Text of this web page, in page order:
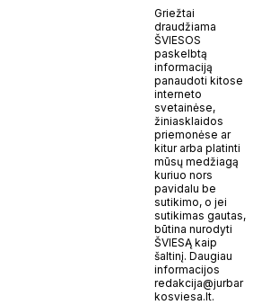
Griežtai
draudžiama
ŠVIESOS
paskelbtą
informaciją
panaudoti kitose
interneto
svetainėse,
žiniasklaidos
priemonėse ar
kitur arba platinti
mūsų medžiagą
kuriuo nors
pavidalu be
sutikimo, o jei
sutikimas gautas,
būtina nurodyti
ŠVIESĄ kaip
šaltinį. Daugiau
informacijos
redakcija@jurbar
kosviesa.lt.